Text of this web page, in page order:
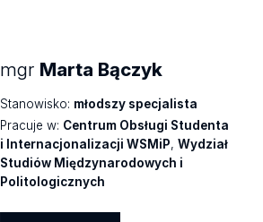
mgr Marta Bączyk
Stanowisko: młodszy specjalista
Pracuje w: Centrum Obsługi Studenta
i Internacjonalizacji WSMiP,Wydział
Studiów Międzynarodowych i
Politologicznych